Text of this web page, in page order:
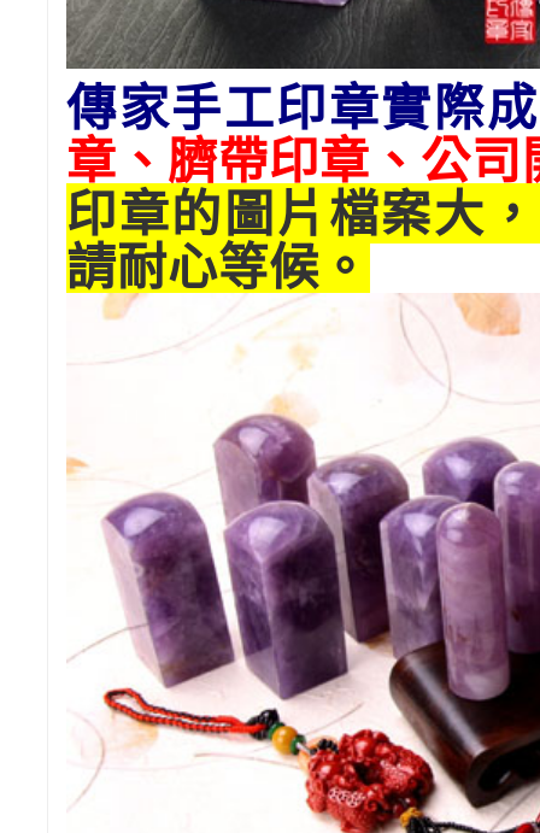
傳家手工印章實際
章 、臍帶印章、公
印章的圖片檔案大
請耐心等候。